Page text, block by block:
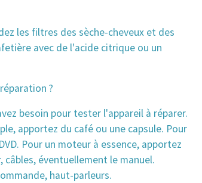
les filtres des sèche-cheveux et des
avec de l'acide citrique ou un
?
besoin pour tester l'appareil à réparer.
apportez du café ou une capsule. Pour
Pour un moteur à essence, apportez
câbles, éventuellement le manuel.
haut-parleurs.